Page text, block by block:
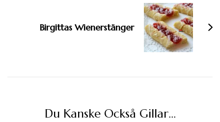
Birgittas Wienerstänger
Du Kanske Också Gillar…